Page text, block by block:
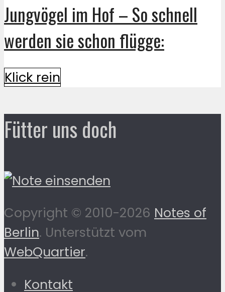
Jungvögel im Hof – So schnell
werden sie schon flügge:
Klick rein
Fütter uns doch
Copyright © 2010-2026 Notes of
Berlin. Unterstützt vom
WebQuartier.
Kontakt